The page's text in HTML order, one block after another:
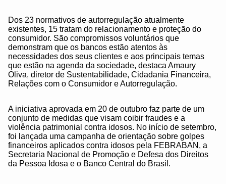
Dos 23 normativos de autorregulação atualmente
existentes, 15 tratam do relacionamento e proteção do
consumidor. São compromissos voluntários que
demonstram que os bancos estão atentos às
necessidades dos seus clientes e aos principais temas
que estão na agenda da sociedade, destaca Amaury
Oliva, diretor de Sustentabilidade, Cidadania Financeira,
Relações com o Consumidor e Autorregulação.
A iniciativa aprovada em 20 de outubro faz parte de um
conjunto de medidas que visam coibir fraudes e a
violência patrimonial contra idosos. No início de setembro,
foi lançada uma campanha de orientação sobre golpes
financeiros aplicados contra idosos pela FEBRABAN, a
Secretaria Nacional de Promoção e Defesa dos Direitos
da Pessoa Idosa e o Banco Central do Brasil.